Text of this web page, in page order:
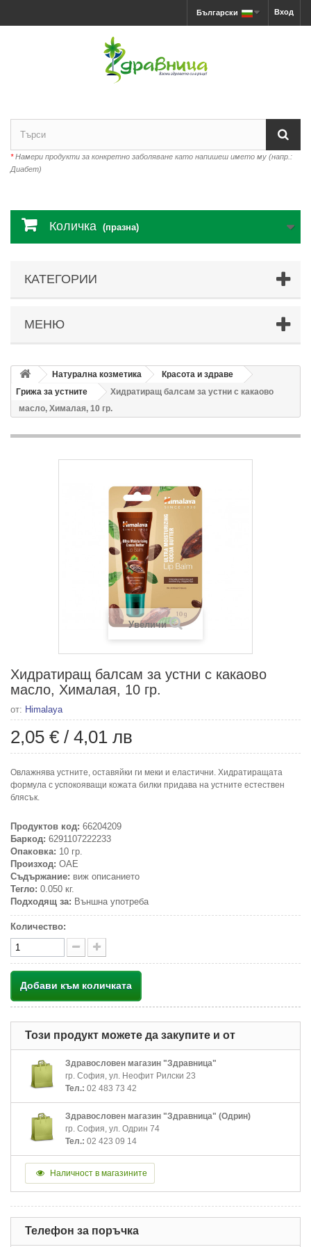
Вход
Български
*Намери продукти за конкретно заболяване като напишеш името му (напр.:
Диабет)
Количка (празна)
КАТЕГОРИИ
МЕНЮ
Натурална козметика
Красота и здраве
Грижа за устните
Хидратиращ балсам за устни с какаово
масло, Хималая, 10 гр.
Увеличи
Хидратиращ балсам за устни с какаово
масло, Хималая, 10 гр.
от: Himalaya
2,05 € / 4,01 лв
Oвлажнява устните, оставяйки ги меки и еластични. Хидратиращата
формула с успокояващи кожата билки придава на устните естествен
блясък.
Продуктов код: 66204209
Баркод: 6291107222233
Опаковка: 10 гр.
Произход: ОАЕ
Съдържание: виж описанието
Тегло: 0.050 кг.
Подходящ за: Външна употреба
Количество:
Добави към количката
Този продукт можете да закупите и от
Здравословен магазин "Здравница"
гр. София, ул. Неофит Рилски 23
Тел.: 02 483 73 42
Здравословен магазин "Здравница" (Одрин)
гр. София, ул. Одрин 74
Тел.: 02 423 09 14
Наличност в магазините
Телефон за поръчка